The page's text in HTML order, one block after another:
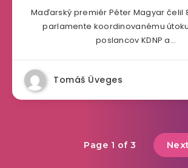
Maďarský premiér Péter Magyar čelil
parlamente koordinovanému
poslancov KDNP a…
Tomáš Üveges
Page 1 of 3